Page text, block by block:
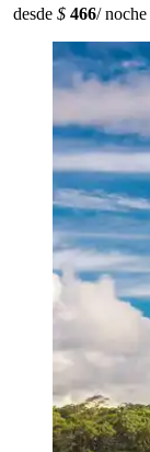
desde $ 466/ noche